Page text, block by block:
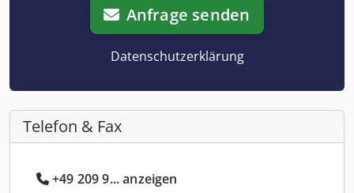
Anfrage senden
Datenschutzerklärung
Telefon & Fax
+49 209 9... anzeigen